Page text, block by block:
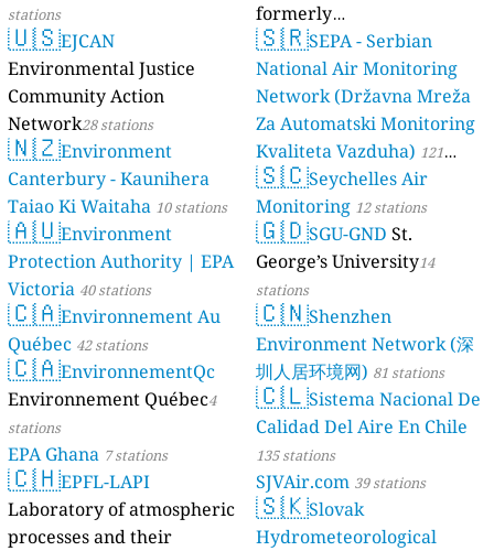
stations
🇺🇸EJCAN
Environmental Justice
Community Action
Network28 stations
🇳🇿Environment
Canterbury - Kaunihera
Taiao Ki Waitaha 10 stations
🇦🇺Environment
Protection Authority | EPA
Victoria 40 stations
🇨🇦Environnement Au
Québec 42 stations
🇨🇦EnvironnementQc
Environnement Québec4
stations
EPA Ghana 7 stations
🇨🇭EPFL-LAPI
Laboratory of atmospheric
processes and their
formerly
luftdaten.info35819 stations
🇸🇷SEPA - Serbian
National Air Monitoring
Network (Državna Mreža
Za Automatski Monitoring
Kvaliteta Vazduha) 121
stations
🇸🇨Seychelles Air
Monitoring 12 stations
🇬🇩SGU-GND St.
George’s University14
stations
🇨🇳Shenzhen
Environment Network (深
圳人居环境网) 81 stations
🇨🇱Sistema Nacional De
Calidad Del Aire En Chile
135 stations
SJVAir.com 39 stations
🇸🇰Slovak
Hydrometeorological